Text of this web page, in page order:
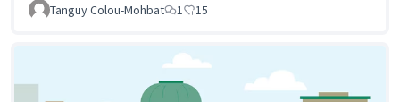
Tanguy Colou-Mohbat 1 15